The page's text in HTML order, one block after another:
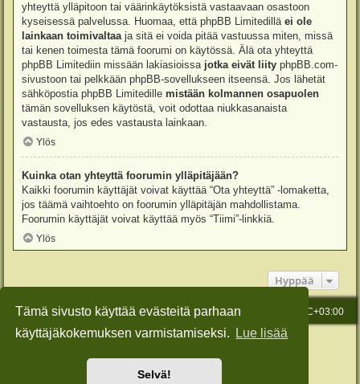
Tämä sivusto käyttää evästeitä parhaan
käyttäjäkokemuksen varmistamiseksi.
Lue lisää
Selvä!
yhteyttä ylläpitoon tai väärinkäytöksistä vastaavaan osastoon
kyseisessä palvelussa. Huomaa, että phpBB Limitedillä ei ole
lainkaan toimivaltaaja sitä ei voida pitää vastuussa miten, missä
tai kenen toimesta tämä foorumi on käytössä. Älä ota yhteyttä
phpBB Limitediin missään lakiasioissa jotka eivät liity phpBB.com-
sivustoon tai pelkkään phpBB-sovellukseen itseensä. Jos lähetät
sähköpostia phpBB Limitedille mistään kolmannen osapuolen
tämän sovelluksen käytöstä, voit odottaa niukkasanaista
vastausta, jos edes vastausta lainkaan.
Ylös
Kuinka otan yhteyttä foorumin ylläpitäjään?
Kaikki foorumin käyttäjät voivat käyttää “Ota yhteyttä” -lomaketta,
jos täämä vaihtoehto on foorumin ylläpitäjän mahdollistama.
Foorumin käyttäjät voivat käyttää myös “Tiimi”-linkkiä.
Ylös
Hyppää
Etusivu Kaikki ajat ovat UTC+03:00
Viesti Ylläpidolle
Keskustelufoorumin ohjelmistophpBB® Forum Software © phpBB Limited